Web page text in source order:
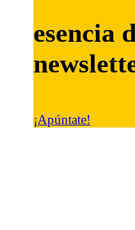
esencia
¡Apúntate!